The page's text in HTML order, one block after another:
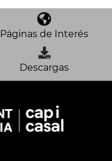
Páginas de Interés
Descargas